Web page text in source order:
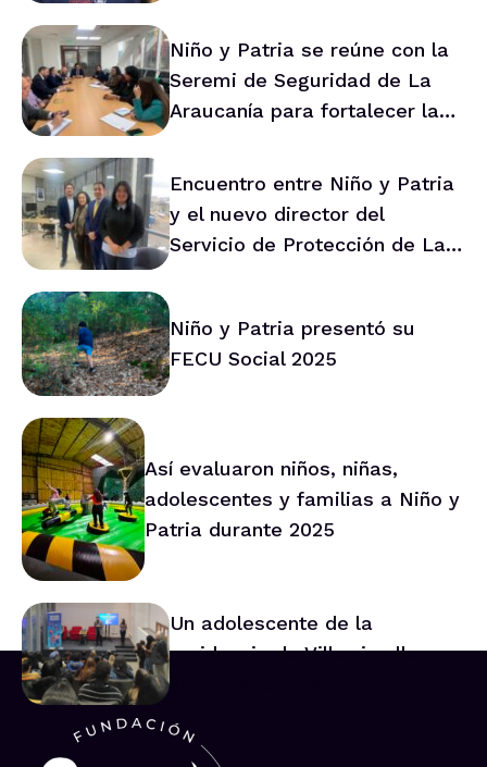
Niño y Patria se reúne con la
Seremi de Seguridad de La
Araucanía para fortalecer la
Encuentro entre Niño y Patria
y el nuevo director del
Servicio de Protección de La
Niño y Patria presentó su
FECU Social 2025
Así evaluaron niños, niñas,
adolescentes y familias a Niño y
Patria durante 2025
Un adolescente de la
residencia de Villarrica lleva